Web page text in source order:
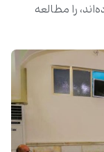
را مطالعه